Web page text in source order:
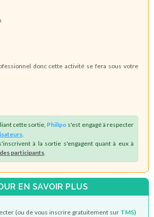
donc cette activité se fera sous votre
cette sortie, Philipo s'est engagé à respecter
à la sortie s'engagent quant à eux à
participants
EN SAVOIR PLUS
(ou de vous inscrire gratuitement sur TMS)